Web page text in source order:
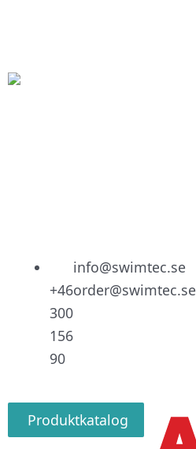
+46
300
156
90
info@swimtec.se
order@swimtec.se
Produktkatalog